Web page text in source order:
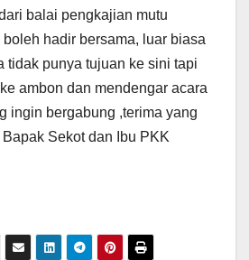
balai pengkajian mutu
hadir bersama, luar biasa
tidak punya tujuan ke sini tapi
ambon dan mendengar acara
ingin bergabung ,terima yang
Sekot dan Ibu PKK